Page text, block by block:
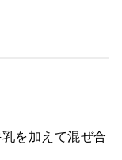
を加えて混ぜ合